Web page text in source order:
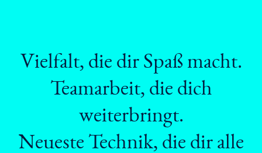
Vielfalt, die dir Spaß macht.
Teamarbeit, die dich
weiterbringt.
Neueste Technik, die dir alle